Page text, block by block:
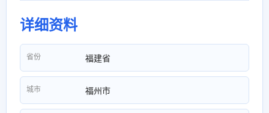
详细资料
省份 福建省
城市 福州市